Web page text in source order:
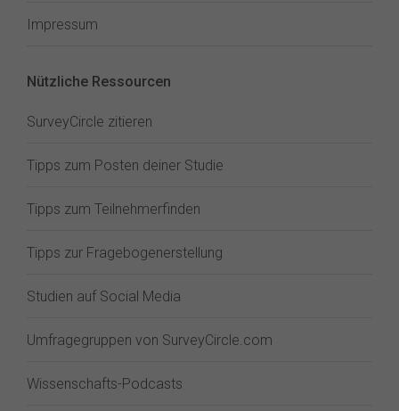
Impressum
Nützliche Ressourcen
SurveyCircle zitieren
Tipps zum Posten deiner Studie
Tipps zum Teilnehmerfinden
Tipps zur Fragebogenerstellung
Studien auf Social Media
Umfragegruppen von SurveyCircle.com
Wissenschafts-Podcasts